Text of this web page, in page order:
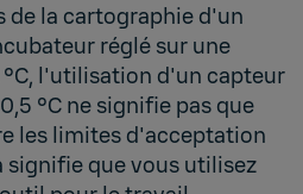
de la cartographie d'un
réglé sur une
l'utilisation d'un capteur
°C ne signifie pas que
les limites d'acceptation
signifie que vous utilisez